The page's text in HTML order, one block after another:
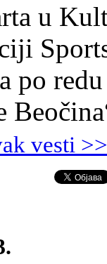
u
po
vesti >>